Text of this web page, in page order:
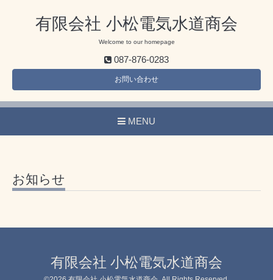
有限会社 小松電気水道商会
Welcome to our homepage
087-876-0283
お問い合わせ
MENU
お知らせ
有限会社 小松電気水道商会